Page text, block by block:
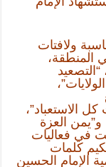
ولافتات
المنطقة،
الاستعباد”،
و”يمن العزة
في فعاليات
كلمات
الإمام الحسين